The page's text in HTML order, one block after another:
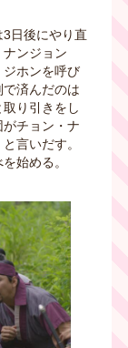
日後にやり直
ンジョン
ホンを呼び
済んだのは
り引きをし
チョン・ナ
言いだす。
始める。